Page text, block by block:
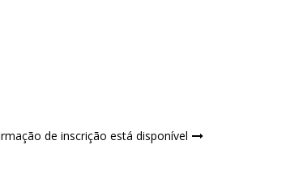
de inscrição está disponível